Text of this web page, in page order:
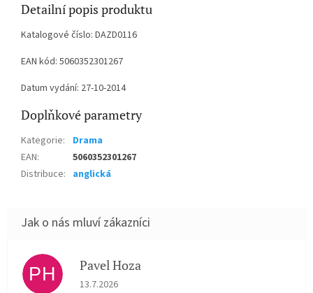
Detailní popis produktu
Katalogové číslo: DAZD0116
EAN kód: 5060352301267
Datum vydání: 27-10-2014
Doplňkové parametry
Kategorie:
Drama
EAN:
5060352301267
Distribuce: anglická
PH Pavel Hoza
Hodnocení obchodu je 5 z 5 hvězdiček.
13.7.2026